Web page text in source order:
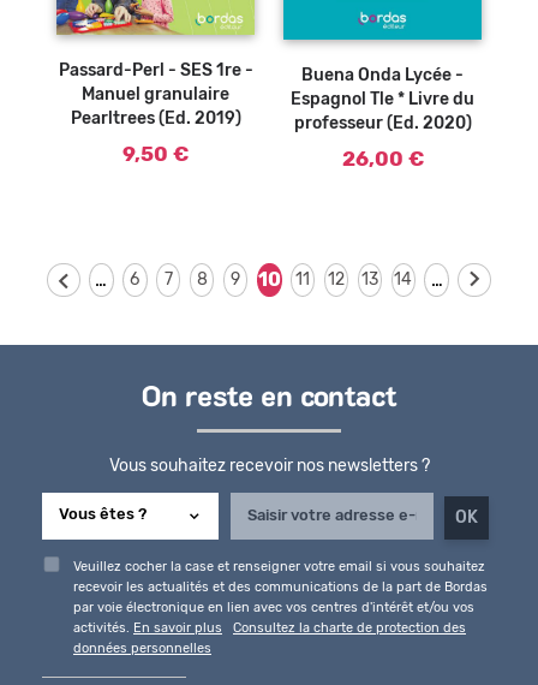
Passard-Perl - SES 1re -
Manuel granulaire
Pearltrees (Ed. 2019)
9,50 €
Ajouter au
Buena Onda Lycée -
Espagnol Tle * Livre du
professeur (Ed. 2020)
26,00 €
… 6 7 8 9 10 11 12 13 14 …
On reste en contact
Vous souhaitez recevoir nos newsletters ?
Veuillez cocher la case et renseigner votre email si vous souhaitez
recevoir les actualités et des communications de la part de Bordas
par voie électronique en lien avec vos centres d'intérêt et/ou vos
activités. En savoir plus
Consultez la charte de protection des
données personnelles